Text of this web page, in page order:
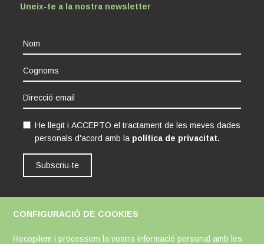
Uneix-te a la nostra newsletter
He llegit i ACCEPTO el tractament de les meves dades
personals d'acord amb la política de privacitat.
Subscriu-te
CONFIGURACIÓ DE COOKIES
Recopilem i processem la vostra informació personal amb les